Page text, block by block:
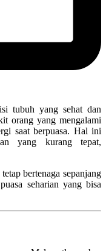
tubuh yang sehat dan
orang yang mengalami
saat berpuasa. Hal ini
yang kurang tepat,
bertenaga sepanjang
seharian yang bisa